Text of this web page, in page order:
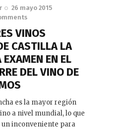
26 mayo 2015
VINOS
CASTILLA LA
EN EL
DEL VINO DE
es la mayor región
a nivel mundial, lo que
un inconveniente para